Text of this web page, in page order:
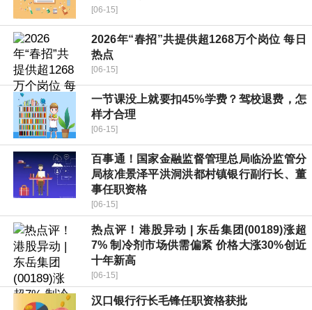
[06-15]
2026年“春招”共提供超1268万个岗位 每日
热点
[06-15]
一节课没上就要扣45%学费？驾校退费，怎
样才合理
[06-15]
百事通！国家金融监督管理总局临汾监管分
局核准景泽平洪洞洪都村镇银行副行长、董
事任职资格
[06-15]
热点评！港股异动 | 东岳集团(00189)涨超
7% 制冷剂市场供需偏紧 价格大涨30%创近
十年新高
[06-15]
汉口银行行长毛锋任职资格获批